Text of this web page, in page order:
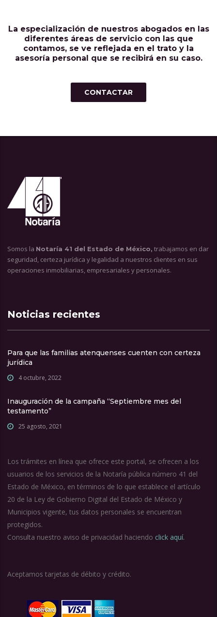
La especialización de nuestros abogados en las
diferentes áreas de servicio con las que
contamos, se ve reflejada en el trato y la
asesoría personal que se recibirá en su caso.
CONTACTAR
Somos la Notaría 41 del Estado de México, trabajamos en dar
seguridad, certeza jurídica y legalidad a nuestros clientes en sus
operaciones inmobiliarias, empresariales y personales.
Noticias recientes
Para que las familias atenquenses cuenten con certeza
jurídica
4 octubre, 2022
Inauguración de la campaña “Septiembre mes del
testamento”
25 agosto, 2021
Los trámites en línea que ofrece este portal, se ofrecen a los
usuarios de los servicios de la Notaría pública número 41 del
Estado de México, en términos de lo que establece el artículo
20 de la Ley de Gobierno Digital del Estado de México y
Municipios vigente, tus datos personales se encuentran
protegidos.
Consulta nuestro aviso de privacidad haciendo click aquí.
Aceptamos tarjetas de débito y crédito.